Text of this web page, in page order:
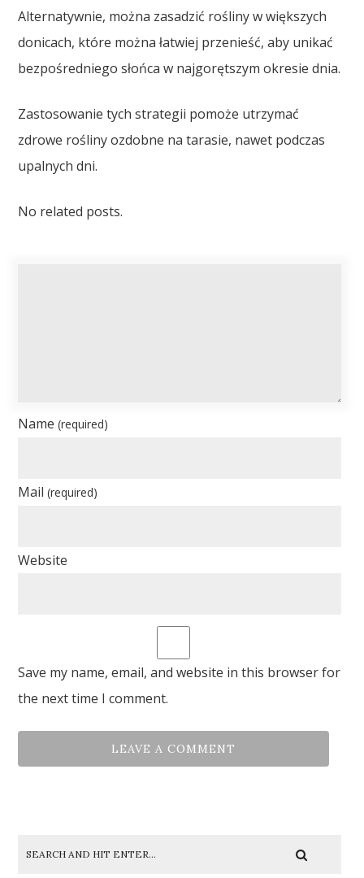
Alternatywnie, można zasadzić rośliny w większych
donicach, które można łatwiej przenieść, aby unikać
bezpośredniego słońca w najgorętszym okresie dnia.
Zastosowanie tych strategii pomoże utrzymać
zdrowe rośliny ozdobne na tarasie, nawet podczas
upalnych dni.
No related posts.
Name(required)
Mail(required)
Website
Save my name, email, and website in this browser for
the next time I comment.